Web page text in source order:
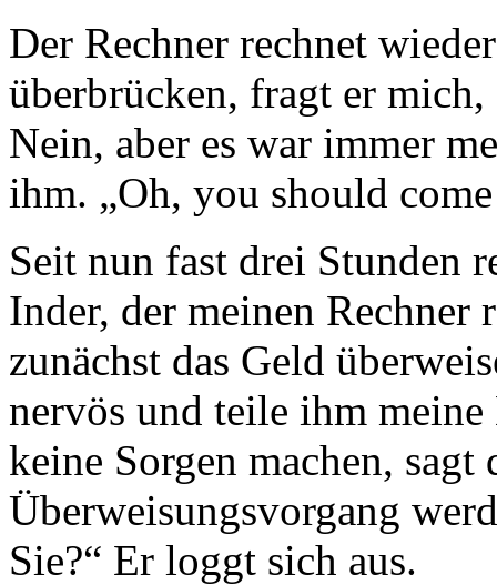
Der Rechner rechnet
überbrücken, fragt er
Nein, aber es war immer
ihm. „Oh, you should
Seit nun fast drei Stunden
Inder, der meinen Rechner
zunächst das Geld
nervös und teile ihm
keine Sorgen machen,
Überweisungsvorgang
Sie?“ Er loggt sich aus.